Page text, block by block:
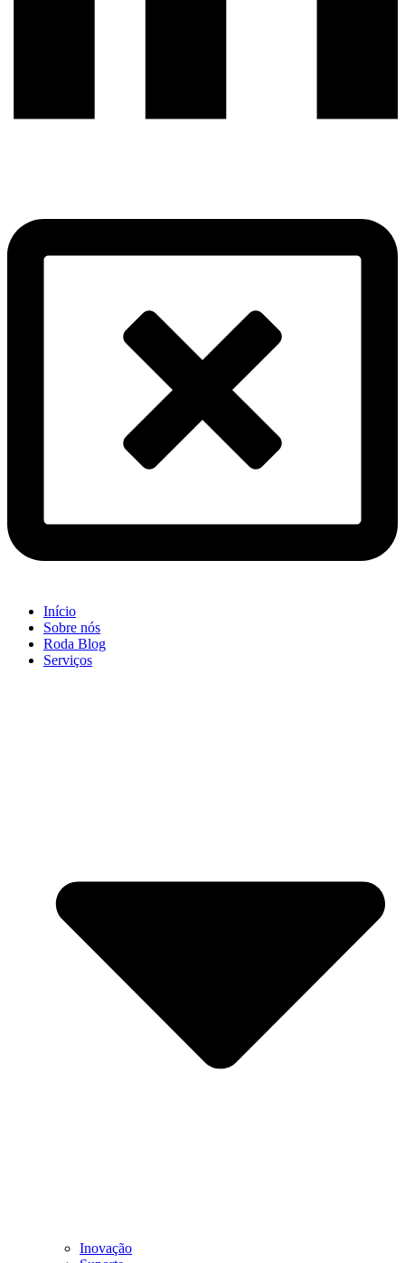
Início
Sobre nós
Roda Blog
Serviços
Inovação